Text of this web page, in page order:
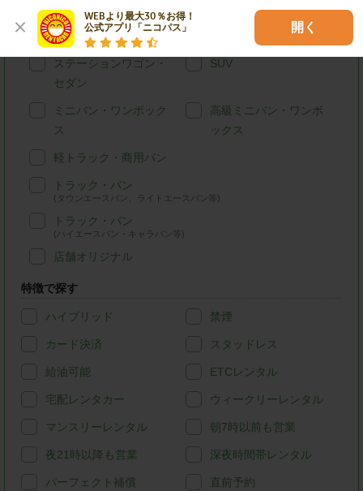
WEBより最大30％お得！
公式アプリ「ニコパス」
開く
車種別で探す
軽自動車
ステーションワゴン・
セダン
SUV
ミニバン・ワンボック
ス
高級ミニバン・ワンボ
ックス
軽トラック・商用バン
トラック・バン
(タウンエースバン、ライトエースバン等)
トラック・バン
(ハイエースバン・キャラバン等)
店舗オリジナル
特徴で探す
ハイブリッド 禁煙
カード決済 スタッドレス
給油可能 ETCレンタル
宅配レンタカー ウィークリーレンタル
マンスリーレンタル 朝7時以前も営業
夜21時以降も営業 深夜時間帯レンタル
パーフェクト補償 直前予約